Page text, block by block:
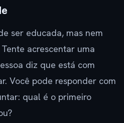
ser educada, mas nem
acrescentar uma
diz que está com
Você pode responder com
qual é o primeiro